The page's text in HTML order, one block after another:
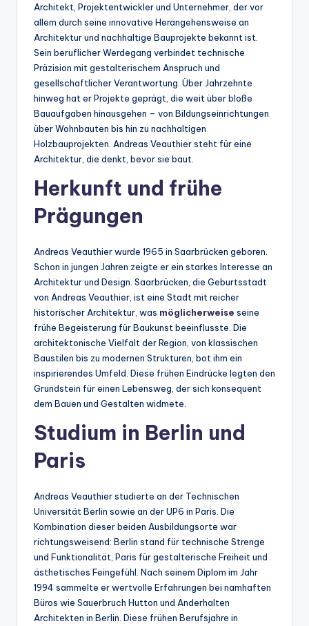
Architekt, Projektentwickler und Unternehmer, der vor
allem durch seine innovative Herangehensweise an
Architektur und nachhaltige Bauprojekte bekannt ist.
Sein beruflicher Werdegang verbindet technische
Präzision mit gestalterischem Anspruch und
gesellschaftlicher Verantwortung. Über Jahrzehnte
hinweg hat er Projekte geprägt, die weit über bloße
Bauaufgaben hinausgehen – von Bildungseinrichtungen
über Wohnbauten bis hin zu nachhaltigen
Holzbauprojekten. Andreas Veauthier steht für eine
Architektur, die denkt, bevor sie baut.
Herkunft und frühe
Prägungen
Andreas Veauthier wurde 1965 in Saarbrücken geboren.
Schon in jungen Jahren zeigte er ein starkes Interesse an
Architektur und Design. Saarbrücken, die Geburtsstadt
von Andreas Veauthier, ist eine Stadt mit reicher
historischer Architektur, was möglicherweise seine
frühe Begeisterung für Baukunst beeinflusste. Die
architektonische Vielfalt der Region, von klassischen
Baustilen bis zu modernen Strukturen, bot ihm ein
inspirierendes Umfeld. Diese frühen Eindrücke legten den
Grundstein für einen Lebensweg, der sich konsequent
dem Bauen und Gestalten widmete.
Studium in Berlin und
Paris
Andreas Veauthier studierte an der Technischen
Universität Berlin sowie an der UP6 in Paris. Die
Kombination dieser beiden Ausbildungsorte war
richtungsweisend: Berlin stand für technische Strenge
und Funktionalität, Paris für gestalterische Freiheit und
ästhetisches Feingefühl. Nach seinem Diplom im Jahr
1994 sammelte er wertvolle Erfahrungen bei namhaften
Büros wie Sauerbruch Hutton und Anderhalten
Architekten in Berlin. Diese frühen Berufsjahre in